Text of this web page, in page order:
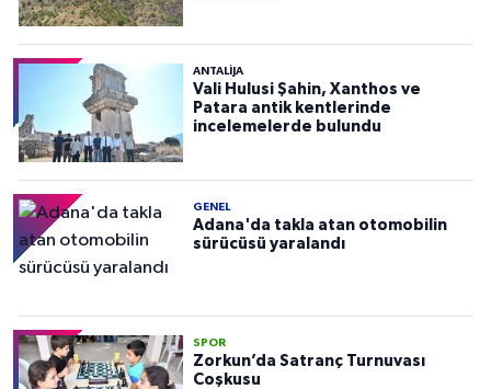
ANTALIJA
Vali Hulusi Şahin, Xanthos ve
Patara antik kentlerinde
incelemelerde bulundu
GENEL
Adana'da takla atan otomobilin
sürücüsü yaralandı
SPOR
Zorkun’da Satranç Turnuvası
Coşkusu